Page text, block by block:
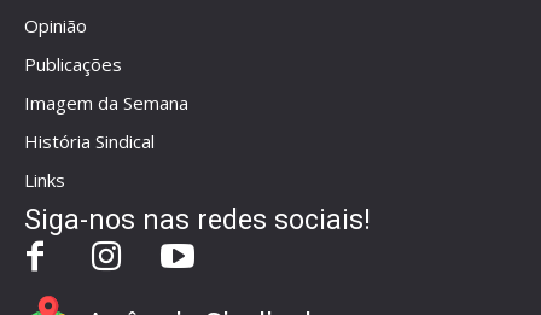
Opinião
Publicações
Imagem da Semana
História Sindical
Links
Siga-nos nas redes sociais!